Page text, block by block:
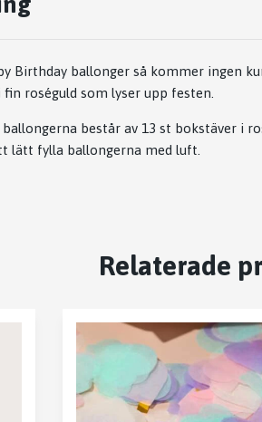
Birthday ballonger så kommer ingen
roséguld som lyser upp festen.
består av 13 st bokstäver i
lätt fylla ballongerna med luft.
Relaterade